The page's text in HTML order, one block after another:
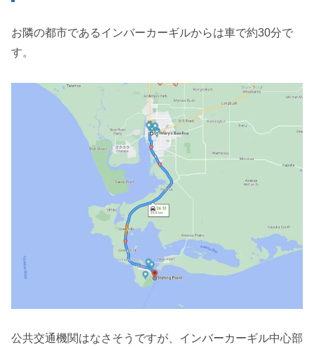
お隣の都市であるインバーカーギルからは車で約30分で
す。
公共交通機関はなさそうですが、インバーカーギル中心部